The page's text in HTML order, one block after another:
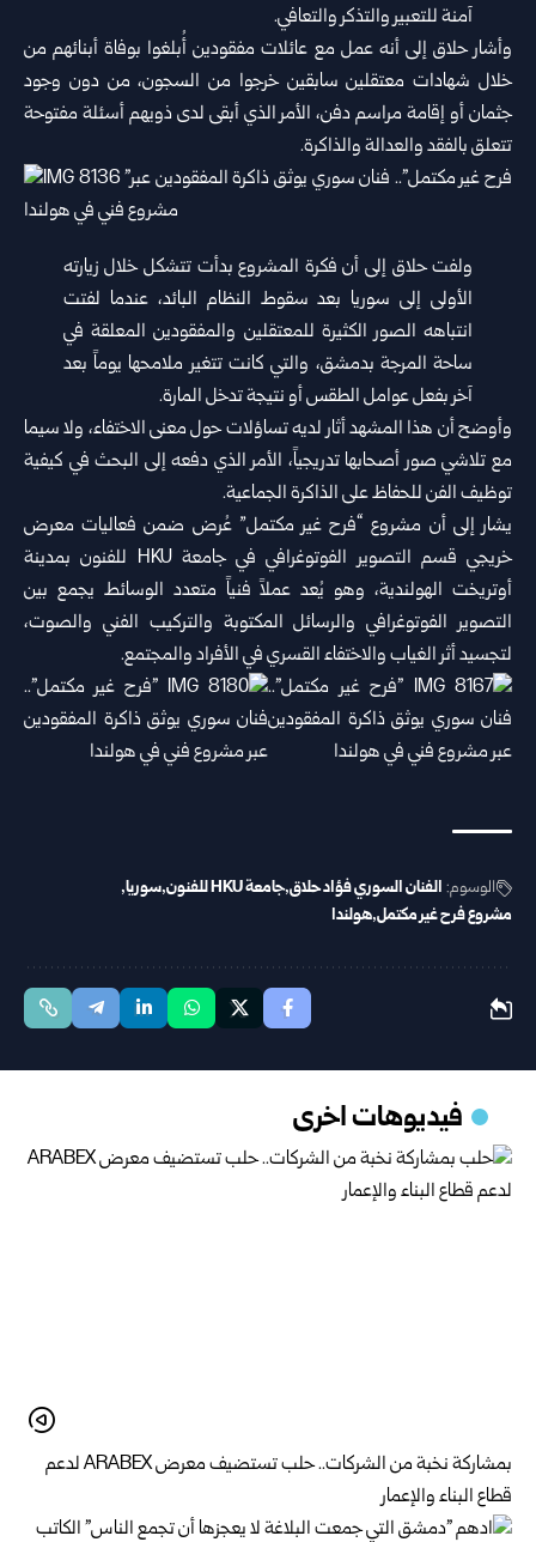
آمنة للتعبير والتذكر والتعافي.
وأشار حلاق إلى أنه عمل مع عائلات مفقودين أُبلغوا بوفاة أبنائهم من
خلال شهادات معتقلين سابقين خرجوا من السجون، من دون وجود
جثمان أو إقامة مراسم دفن، الأمر الذي أبقى لدى ذويهم أسئلة مفتوحة
تتعلق بالفقد والعدالة والذاكرة.
ولفت حلاق إلى أن فكرة المشروع بدأت تتشكل خلال زيارته
الأولى إلى سوريا بعد سقوط النظام البائد، عندما لفتت
انتباهه الصور الكثيرة للمعتقلين والمفقودين المعلقة في
ساحة المرجة بدمشق، والتي كانت تتغير ملامحها يوماً بعد
آخر بفعل عوامل الطقس أو نتيجة تدخل المارة.
وأوضح أن هذا المشهد أثار لديه تساؤلات حول معنى الاختفاء، ولا سيما
مع تلاشي صور أصحابها تدريجياً، الأمر الذي دفعه إلى البحث في كيفية
توظيف الفن للحفاظ على الذاكرة الجماعية.
يشار إلى أن مشروع “فرح غير مكتمل” عُرض ضمن فعاليات معرض
خريجي قسم التصوير الفوتوغرافي في جامعة HKU للفنون بمدينة
أوتريخت الهولندية، وهو يُعد عملاً فنياً متعدد الوسائط يجمع بين
التصوير الفوتوغرافي والرسائل المكتوبة والتركيب الفني والصوت،
لتجسيد أثر الغياب والاختفاء القسري في الأفراد والمجتمع.
الوسوم: الفنان السوري فؤاد حلاق جامعة HKU للفنون
سوريا
مشروع فرح غير مكتمل هولندا
فيديوهات اخرى
بمشاركة نخبة من الشركات.. حلب تستضيف معرض ARABEX لدعم
قطاع البناء والإعمار